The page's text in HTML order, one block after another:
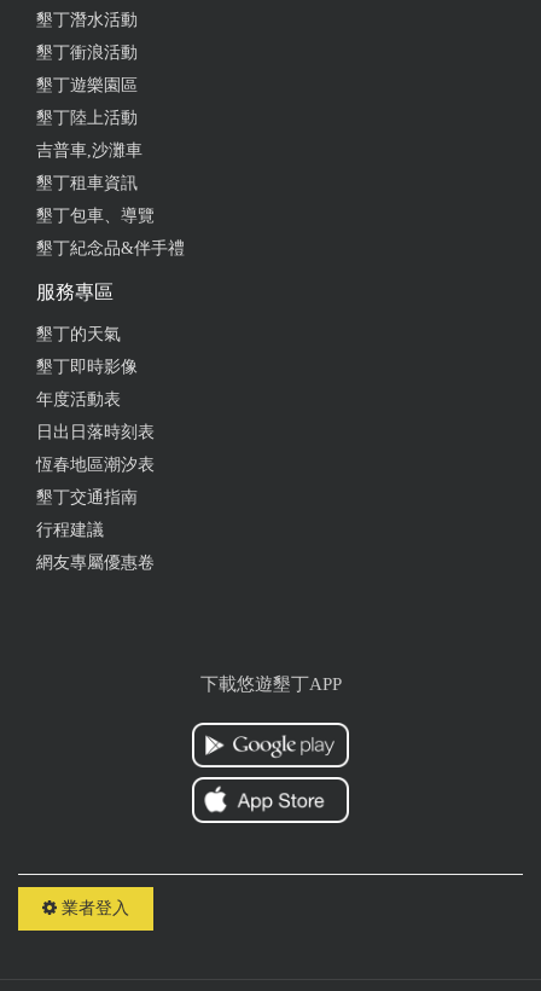
墾丁潛水活動
墾丁衝浪活動
墾丁遊樂園區
墾丁陸上活動
吉普車,沙灘車
墾丁租車資訊
墾丁包車、導覽
墾丁紀念品&伴手禮
服務專區
墾丁的天氣
墾丁即時影像
年度活動表
日出日落時刻表
恆春地區潮汐表
墾丁交通指南
行程建議
網友專屬優惠卷
下載悠遊墾丁APP
業者登入